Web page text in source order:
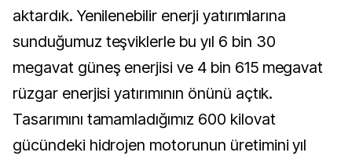
aktardık. Yenilenebilir enerji yatırımlarına
sunduğumuz teşviklerle bu yıl 6 bin 30
megavat güneş enerjisi ve 4 bin 615 megavat
rüzgar enerjisi yatırımının önünü açtık.
Tasarımını tamamladığımız 600 kilovat
gücündeki hidrojen motorunun üretimini yıl